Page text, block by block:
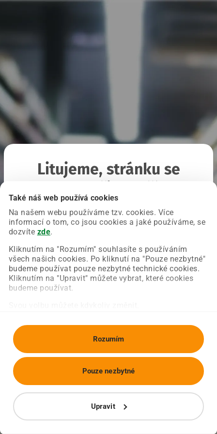
Také náš web používá cookies
Na našem webu používáme tzv. cookies. Více
informací o tom, co jsou cookies a jaké používáme, se
dozvíte zde.
Kliknutím na "Rozumím" souhlasíte s používáním
všech našich cookies. Po kliknutí na "Pouze nezbytné"
budeme používat pouze nezbytné technické cookies.
Kliknutím na "Upravit" můžete vybrat, které cookies
budeme používat.
Rozumím
Upravit
Pouze nezbytné
Litujeme, stránku se
Chyba nastala na naší straně a už ji opravujeme.
Zkuste prosím znovu načíst požadovanou stránku.
Obnovit stránku Úvodní strana